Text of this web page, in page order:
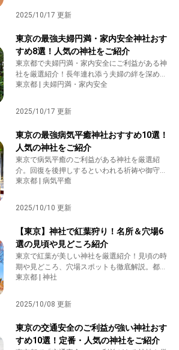
2025/10/17 更新
東京の最強夫婦円満・家内安全神社おす
すめ8選！人気の神社をご紹介
東京都で夫婦円満・家内安全にご利益がある神
社を厳選紹介！長年連れ添う夫婦の絆を深めた
い方や、家庭の平穏を願う方におすすめ。由緒
東京都 | 夫婦円満・家内安全
2025/10/17 更新
東京の最強病気平癒神社おすすめ10選！
人気の神社をご紹介
東京で病気平癒のご利益がある神社を厳選紹
介。回復を後押しするといわれる祈祷や御守の
ポイント、参拝の小さなコツをやさしく解説
ます。
東京都 | 病気平癒
2025/10/10 更新
【東京】神社で紅葉狩り！名所＆穴場6
選の見頃や見どころ紹介
東京で紅葉が美しい神社を厳選紹介！見頃の時
期や見どころ、穴場スポットも徹底解説。都心
から郊外まで、心癒される紅葉名所を巡る秋の
東京都 | 神社
2025/10/08 更新
東京の交通安全のご利益が強い神社おす
すめ10選！定番・人気の神社をご紹介